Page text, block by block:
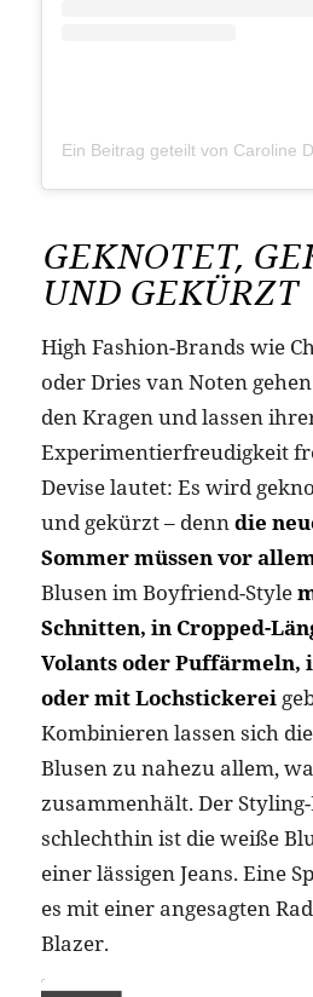
Ein Beitrag geteilt von Caroline
GEKNOTET,
UND GEKÜRZT
High Fashion-Brands wie
oder Dries van Noten
den Kragen und lassen
Experimentierfreudigkeit
Devise lautet: Es wird
und gekürzt – denndie
Sommer müssen vor
Blusen im Boyfriend-Style
Schnitten, in Cropped-
Volants oder Puffärmeln,
oder mit Lochstickerei
Kombinieren lassen sich
Blusen zu nahezu allem,
zusammenhält. Der
schlechthin ist die weiße
einer lässigen Jeans. Eine
es mit einer angesagten
Blazer.